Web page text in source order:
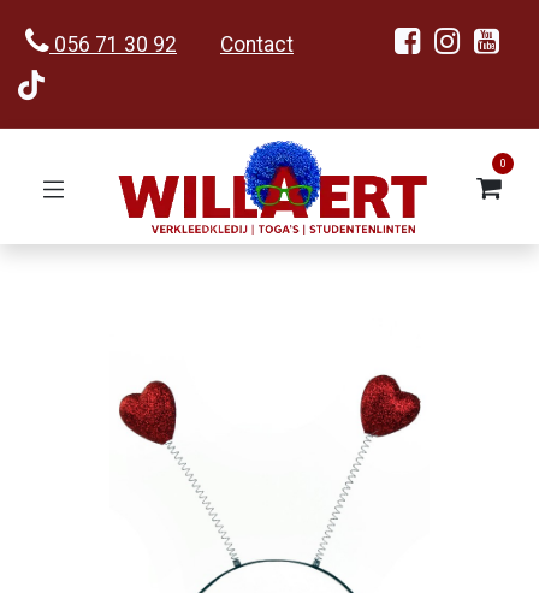
056 71 30 92 Contact
0